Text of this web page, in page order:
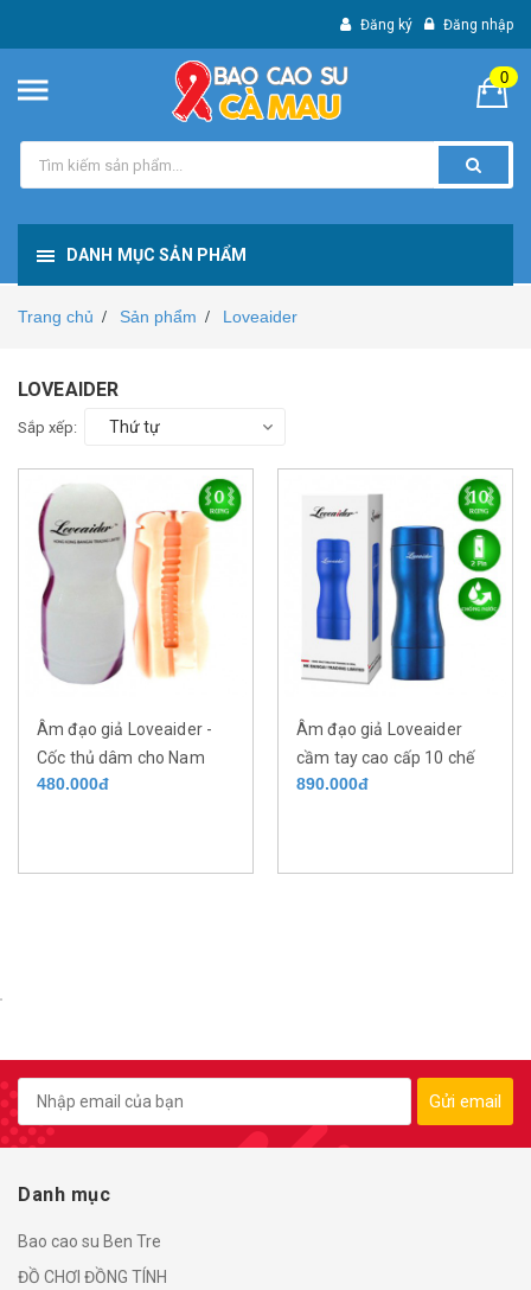
Đăng ký Đăng nhập
0
DANH MỤC SẢN PHẨM
Trang chủ / Sản phẩm / Loveaider
LOVEAIDER
Sắp xếp: Thứ tự
Âm đạo giả Loveaider -
Cốc thủ dâm cho Nam
luyện tập cách quan hệ
480.000đ
Âm đạo giả Loveaider
cầm tay cao cấp 10 chế
độ rung - Thủ dâm - Tập
890.000đ
Gửi email
Danh mục
Bao cao su Ben Tre
ĐỒ CHƠI ĐỒNG TÍNH